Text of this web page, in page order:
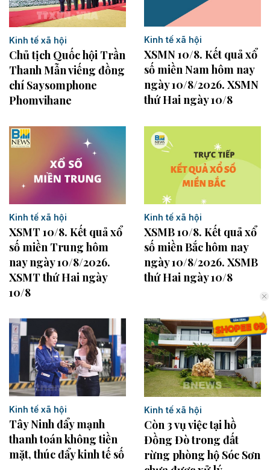
Kinh tế xã hội
Chủ tịch Quốc hội Trần
Thanh Mẫn viếng đồng
chí Saysomphone
Phomvihane
Kinh tế xã hội
XSMN 10/8. Kết quả xổ
số miền Nam hôm nay
ngày 10/8/2026. XSMN
thứ Hai ngày 10/8
Kinh tế xã hội
XSMT 10/8. Kết quả xổ
số miền Trung hôm
nay ngày 10/8/2026.
XSMT thứ Hai ngày
10/8
Kinh tế xã hội
XSMB 10/8. Kết quả xổ
số miền Bắc hôm nay
ngày 10/8/2026. XSMB
thứ Hai ngày 10/8
Kinh tế xã hội
Tây Ninh đẩy mạnh
thanh toán không tiền
mặt, thúc đẩy kinh tế số
Kinh tế xã hội
Còn 3 vụ việc tại hồ
Đồng Đò trong đất
rừng phòng hộ Sóc Sơn